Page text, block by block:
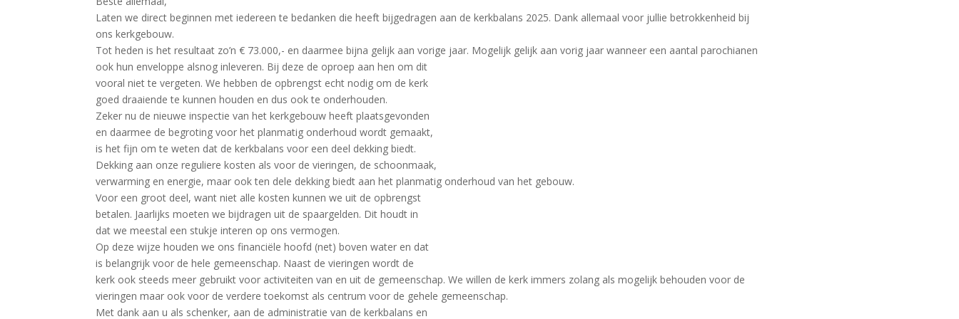
Laten we direct beginnen met iedereen te bedanken die heeft bijgedragen aan de kerkbalans 2025. Dank allemaal voor jullie betrokkenheid bij
ons kerkgebouw.
Tot heden is het resultaat zo’n € 73.000,- en daarmee bijna gelijk aan vorige jaar. Mogelijk gelijk aan vorig jaar wanneer een aantal parochianen
ook hun enveloppe alsnog inleveren. Bij deze de oproep aan hen om dit
vooral niet te vergeten. We hebben de opbrengst echt nodig om de kerk
goed draaiende te kunnen houden en dus ook te onderhouden.
Zeker nu de nieuwe inspectie van het kerkgebouw heeft plaatsgevonden
en daarmee de begroting voor het planmatig onderhoud wordt gemaakt,
is het fijn om te weten dat de kerkbalans voor een deel dekking biedt.
Dekking aan onze reguliere kosten als voor de vieringen, de schoonmaak,
verwarming en energie, maar ook ten dele dekking biedt aan het planmatig onderhoud van het gebouw.
Voor een groot deel, want niet alle kosten kunnen we uit de opbrengst
betalen. Jaarlijks moeten we bijdragen uit de spaargelden. Dit houdt in
dat we meestal een stukje interen op ons vermogen.
Op deze wijze houden we ons financiële hoofd (net) boven water en dat
is belangrijk voor de hele gemeenschap. Naast de vieringen wordt de
kerk ook steeds meer gebruikt voor activiteiten van en uit de gemeenschap. We willen de kerk immers zolang als mogelijk behouden voor de
vieringen maar ook voor de verdere toekomst als centrum voor de gehele gemeenschap.
Met dank aan u als schenker, aan de administratie van de kerkbalans en